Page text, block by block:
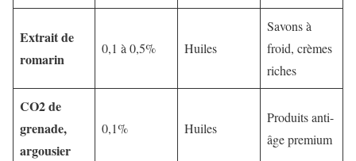
Extrait de
romarin
0,1 à 0,5% Huiles
Savons à
froid, crèmes
riches
CO2 de
grenade,
argousier
0,1% Huiles
Produits anti-
âge premium